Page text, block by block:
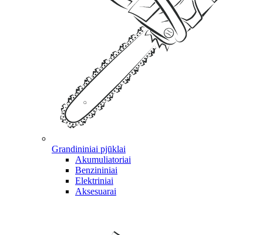
Grandininiai pjūklai
Akumuliatoriai
Benzininiai
Elektriniai
Aksesuarai